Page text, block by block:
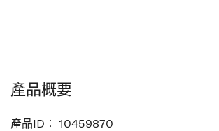
產品概要
產品ID︰ 10459870